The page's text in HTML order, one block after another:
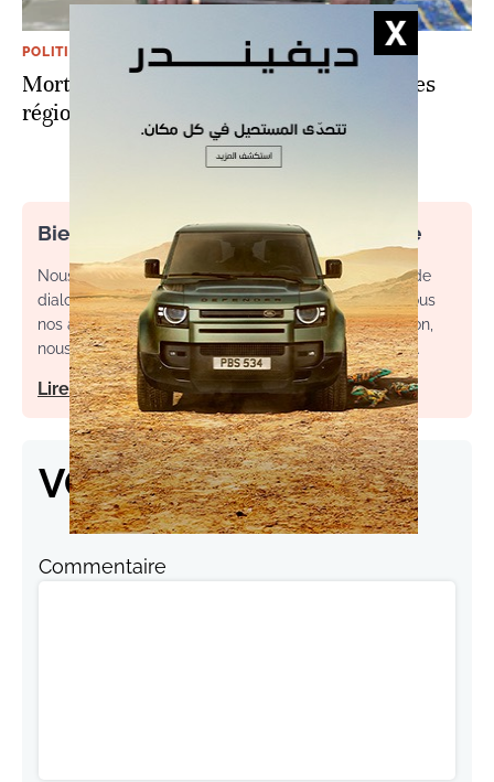
POLITIQUE
Mort de Déby au Tchad: des conséquences
régionales floues mais qui inquiètent
Bienvenue dans l’espace commentaire
Nous souhaitons un espace de débat, d’échange et de
dialogue. Afin d'améliorer la qualité des échanges sous
nos articles, ainsi que votre expérience de contribution,
nous vous invitons à consulter nos règles d’utilisation.
Lire notre charte
VOS RÉACTIONS
Commentaire